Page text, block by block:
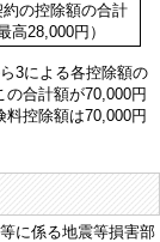
約の控除額の合計
高28,000円）
3による各控除額の
合計額が70,000円
控除額は70,000円
に係る地震等損害部